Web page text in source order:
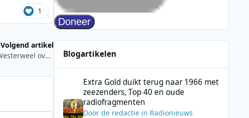
1
Volgend artikel
Oud-presentator Arbeidsvitaminen en Toppop Bas Westerweel overleden
Blogartikelen
Extra Gold duikt terug naar 1966 met
zeezenders, Top 40 en oude
radiofragmenten
Door de redactiein Radionieuws